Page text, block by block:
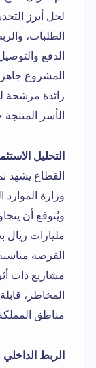
لحل أبرز
الطلبات،
الدفع
المشروع
رائدة مرشحة
الأسر المنتجة
التحليل
القطاع يشهد
وزارة الموارد
مليارات ريال
الفرصة
مشاريع ذات
المخاطر،
مناطق
الربط